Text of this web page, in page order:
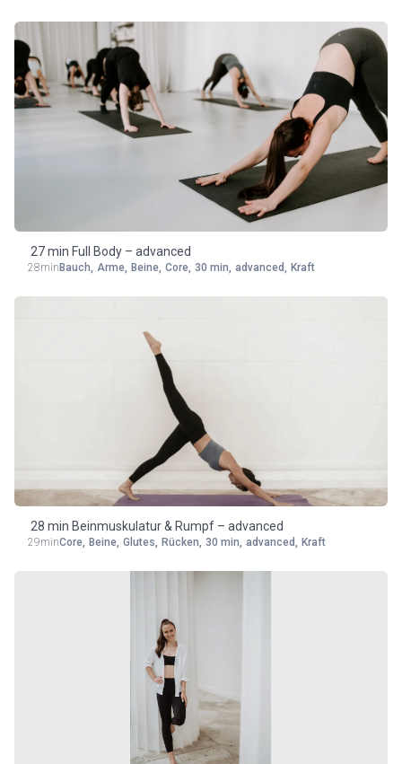
27 min Full Body – advanced
28min Bauch, Arme, Beine, Core, 30 min, advanced, Kraft
28 min Beinmuskulatur & Rumpf – advanced
29minCore, Beine, Glutes, Rücken, 30 min, advanced, Kraft